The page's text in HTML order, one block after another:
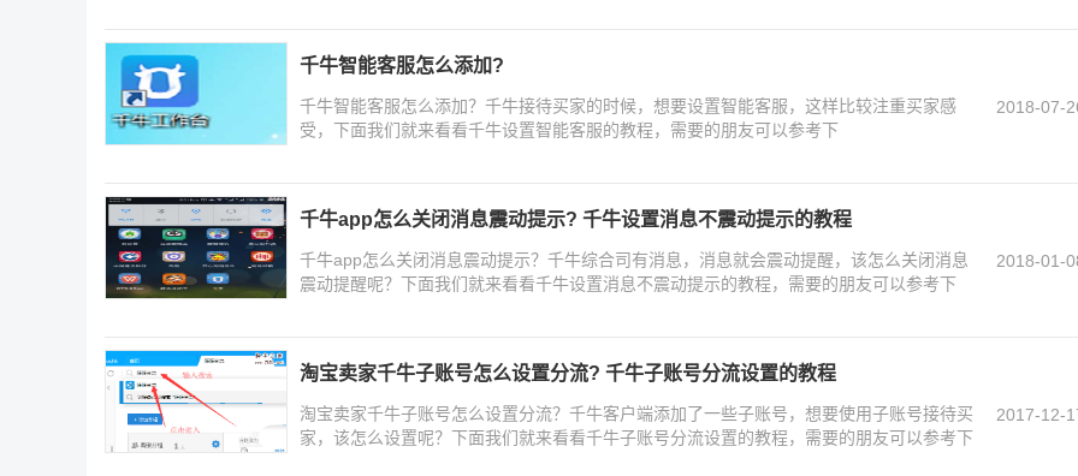
千牛智能客服怎么添加?
千牛智能客服怎么添加？千牛接待买家的时候，想要设置智能客服，这样比较注重买家感
受，下面我们就来看看千牛设置智能客服的教程，需要的朋友可以参考下
2018-07-
千牛app怎么关闭消息震动提示? 千牛设置消息不震动提示的教程
千牛app怎么关闭消息震动提示？千牛综合司有消息，消息就会震动提醒，该怎么关闭消息
震动提醒呢？下面我们就来看看千牛设置消息不震动提示的教程，需要的朋友可以参考下
2018-01-
淘宝卖家千牛子账号怎么设置分流? 千牛子账号分流设置的教程
淘宝卖家千牛子账号怎么设置分流？千牛客户端添加了一些子账号，想要使用子账号接待买
家，该怎么设置呢？下面我们就来看看千牛子账号分流设置的教程，需要的朋友可以参考下
2017-12-